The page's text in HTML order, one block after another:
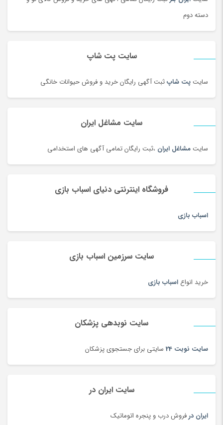
دسته دوم
سایت پت شاپ
سایت پت شاپثبت آگهی رایگان خرید و فروش حیوانات خانگی
سایت مشاغل ایران
سایت مشاغل ایران ،ثبت رایگان تمامی آگهی های استخدامی
فروشگاه اینترنتی دنیای اسباب بازی
اسباب بازی
سایت سرزمین اسباب بازی
خرید انواع اسباب بازی
سایت نوبدهی پزشکان
سایت نوبت 24 سایتی برای جستجوی پزشکان
سایت ایران در
ایران درفروش درب و پنجره اتوماتیک